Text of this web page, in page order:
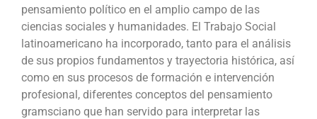
pensamiento político en el amplio campo de las
ciencias sociales y humanidades. El Trabajo Social
latinoamericano ha incorporado, tanto para el análisis
de sus propios fundamentos y trayectoria histórica, así
como en sus procesos de formación e intervención
profesional, diferentes conceptos del pensamiento
gramsciano que han servido para interpretar las